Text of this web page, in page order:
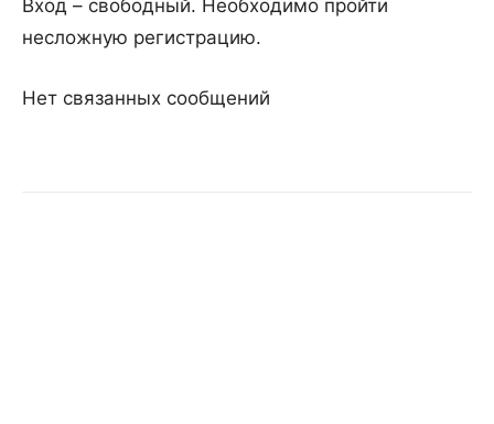
Вход – свободный. Необходимо пройти
несложную регистрацию.
Нет связанных сообщений